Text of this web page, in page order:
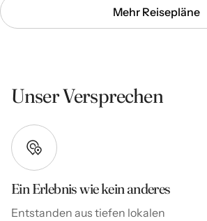
Mehr Reisepläne
Unser Versprechen
Ein Erlebnis wie kein anderes
Entstanden aus tiefen lokalen